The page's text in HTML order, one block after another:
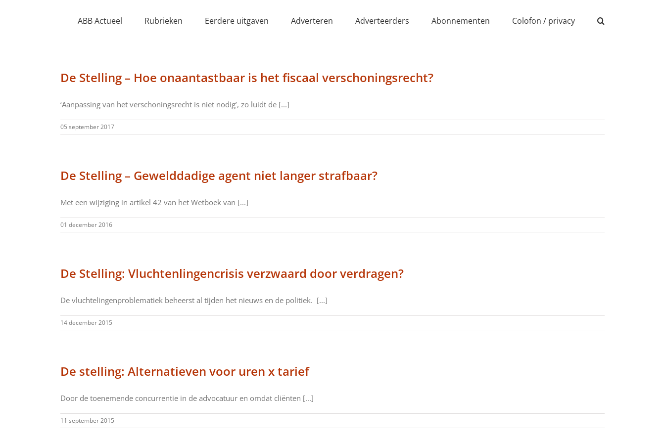
ABB Actueel Rubrieken Eerdere uitgaven Adverteren Adverteerders Abonnementen Colofon / privacy
De Stelling – Hoe onaantastbaar is het fiscaal verschoningsrecht?
‘Aanpassing van het verschoningsrecht is niet nodig’, zo luidt de [...]
05 september 2017
De Stelling – Gewelddadige agent niet langer strafbaar?
Met een wijziging in artikel 42 van het Wetboek van [...]
01 december 2016
De Stelling: Vluchtenlingencrisis verzwaard door verdragen?
De vluchtelingenproblematiek beheerst al tijden het nieuws en de politiek. [...]
14 december 2015
De stelling: Alternatieven voor uren x tarief
Door de toenemende concurrentie in de advocatuur en omdat cliënten [...]
11 september 2015